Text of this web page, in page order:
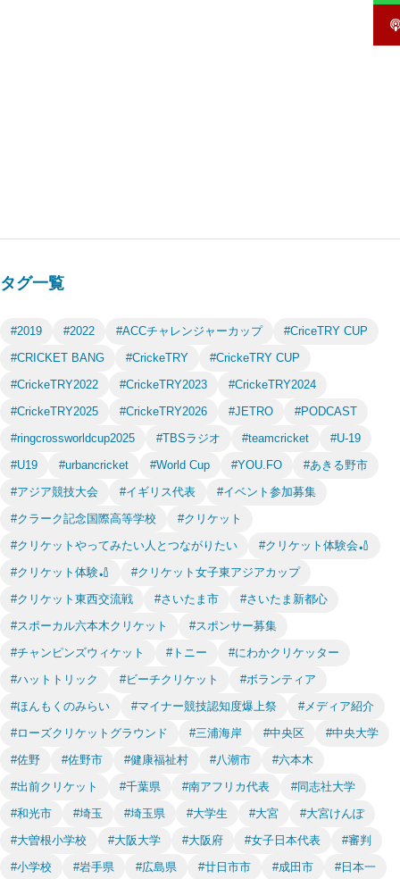
タグ一覧
#2019 #2022 #ACCチャレンジャーカップ
#CriceTRY CUP
#CRICKET BANG
#CrickeTRY
#CrickeTRY CUP
#CrickeTRY2022
#CrickeTRY2023
#CrickeTRY2024
#CrickeTRY2025
#CrickeTRY2026 #JETRO
#PODCAST
#ringcrossworldcup2025
#TBSラジオ #teamcricket
#U-19
#U19
#urbancricket #World Cup #YOU.FO
#あきる野市
#アジア競技大会
#イギリス代表
#イベント参加募集
#クラーク記念国際高等学校
#クリケット
#クリケットやってみたい人とつながりたい
#クリケット体験会🏏
#クリケット体験🏏
#クリケット女子東アジアカップ
#クリケット東西交流戦
#さいたま市
#さいたま新都心
#スポーカル六本木クリケット
#スポンサー募集
#チャンピンズウィケット
#トニー
#にわかクリケッター
#ハットトリック
#ビーチクリケット
#ボランティア
#ほんもくのみらい
#マイナー競技認知度爆上祭
#メディア紹介
#ローズクリケットグラウンド
#三浦海岸 #中央区
#中央大学
#佐野
#佐野市 #健康福祉村 #八潮市
#六本木
#出前クリケット
#千葉県 #南アフリカ代表
#同志社大学
#和光市
#埼玉 #埼玉県 #大学生 #大宮
#大宮けんぽ
#大曽根小学校
#大阪大学 #大阪府 #女子日本代表
#審判
#小学校
#岩手県 #広島県 #廿日市市 #成田市
#日本一